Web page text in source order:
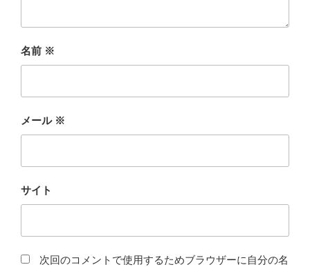
名前 ※
メール ※
サイト
次回のコメントで使用するためブラウザーに自分の名